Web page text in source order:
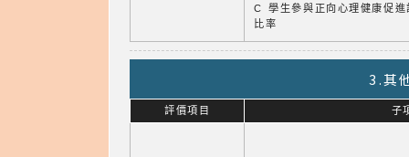
C 學生參與正向心理健康促進
比率
3.其
評價項目 子